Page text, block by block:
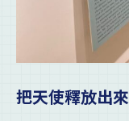
把天使釋放出來